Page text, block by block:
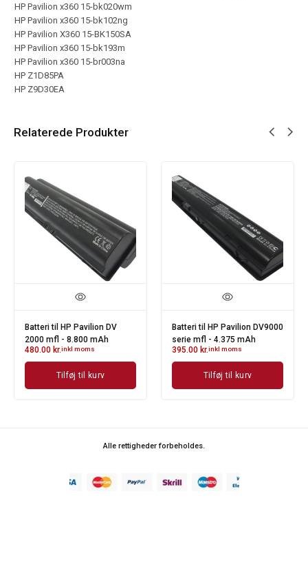
HP Pavilion x360 15-bk020wm
HP Pavilion x360 15-bk102ng
HP Pavilion X360 15-BK150SA
HP Pavilion x360 15-bk193m
HP Pavilion x360 15-br003na
HP Z1D85PA
HP Z9D30EA
Relaterede Produkter
Batteri til HP Pavilion DV
2000 mfl - 8.800 mAh
480.00 kr.inkl moms
Tilføj til kurv
Batteri til HP Pavilion DV9000
serie mfl - 4.375 mAh
395.00 kr.inkl moms
Tilføj til kurv
Alle rettigheder forbeholdes.